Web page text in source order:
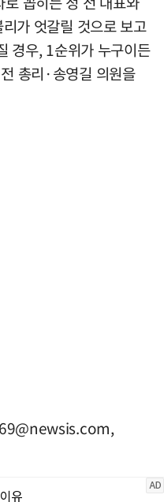
가 엇갈릴 것으로 보고
경우, 1순위가 누구이든
총리·송영길 의원을
,